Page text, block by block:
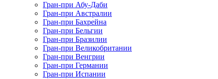
Гран-при Абу-Даби
Гран-при Австралии
Гран-при Бахрейна
Гран-при Бельгии
Гран-при Бразилии
Гран-при Великобритании
Гран-при Венгрии
Гран-при Германии
Гран-при Испании